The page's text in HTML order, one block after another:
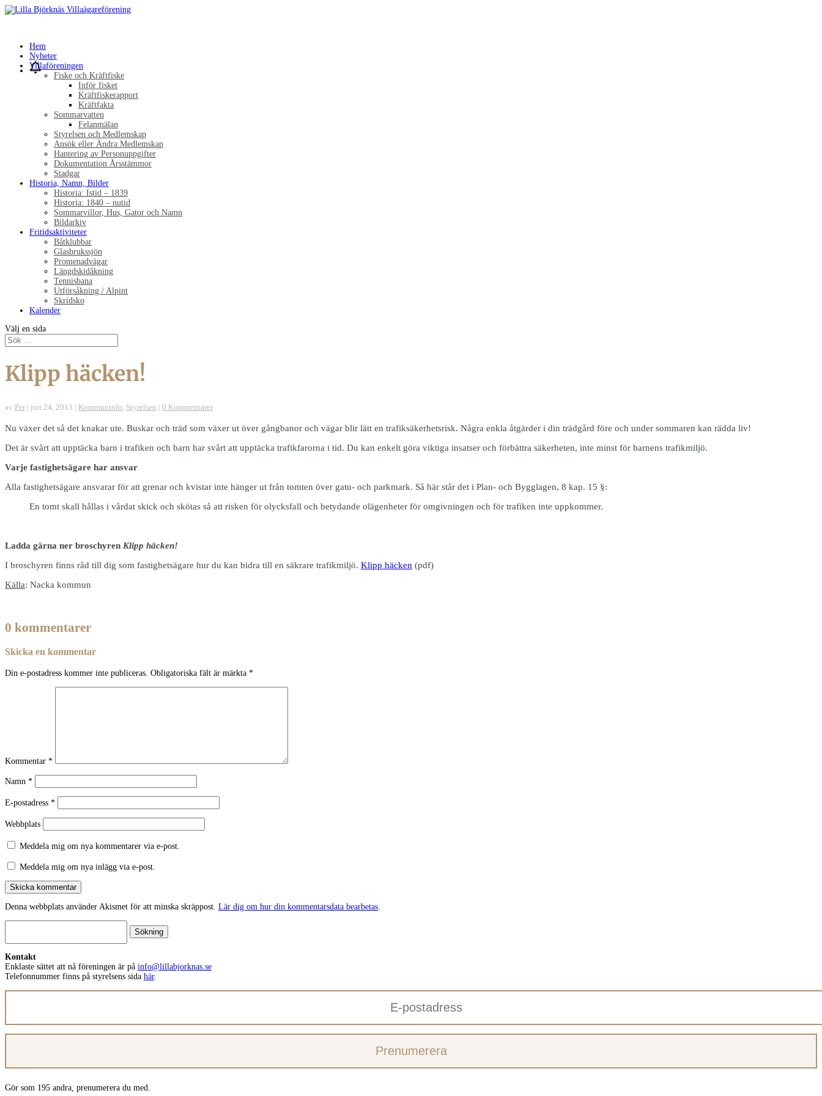
Hem
Nyheter
Villaföreningen
Fiske och Kräftfiske
Inför fisket
Kräftfiskerapport
Kräftfakta
Sommarvatten
Felanmälan
Styrelsen och Medlemskap
Ansök eller Ändra Medlemskap
Hantering av Personuppgifter
Dokumentation Årsstämmor
Stadgar
Historia, Namn, Bilder
Historia: Istid – 1839
Historia: 1840 – nutid
Sommarvillor, Hus, Gator och Namn
Bildarkiv
Fritidsaktiviteter
Båtklubbar
Glasbrukssjön
Promenadvägar
Längdskidåkning
Tennisbana
Utförsåkning / Alpint
Skridsko
Kalender
Välj en sida
Klipp häcken!
av Per | jun 24, 2013 | Kommuninfo Styrelsen | 0 Kommentarer
Nu växer det så det knakar ute. Buskar och träd som växer ut över gångbanor och vägar blir lätt en trafiksäkerhetsrisk. Några enkla åtgärder i din trädgård före och under sommaren kan rädda liv!
Det är svårt att upptäcka barn i trafiken och barn har svårt att upptäcka trafikfarorna i tid. Du kan enkelt göra viktiga insatser och förbättra säkerheten, inte minst för barnens trafikmiljö.
Varje fastighetsägare har ansvar
Alla fastighetsägare ansvarar för att grenar och kvistar inte hänger ut från tomten över gatu- och parkmark. Så här står det i Plan- och Bygglagen, 8 kap. 15 §:
En tomt skall hållas i vårdat skick och skötas så att risken för olycksfall och betydande olägenheter för omgivningen och för trafiken inte uppkommer.
Ladda gärna ner broschyren Klipp häcken!
I broschyren finns råd till dig som fastighetsägare hur du kan bidra till en säkrare trafikmiljö. Klipp häcken (pdf)
Källa: Nacka kommun
0 kommentarer
Skicka en kommentar
Din e-postadress kommer inte publiceras. Obligatoriska fält är märkta *
Kommentar *
Namn *
E-postadress *
Webbplats
Meddela mig om nya kommentarer via e-post.
Meddela mig om nya inlägg via e-post.
Skicka kommentar
Denna webbplats använder Akismet för att minska skräppost. Lär dig om hur din kommentarsdata bearbetas
Kontakt
Enklaste sättet att nå föreningen är på info@lillabjorknas.se
Telefonnummer finns på styrelsens sida här.
E-
Prenumerera
Gör som 195 andra, prenumerera du med.